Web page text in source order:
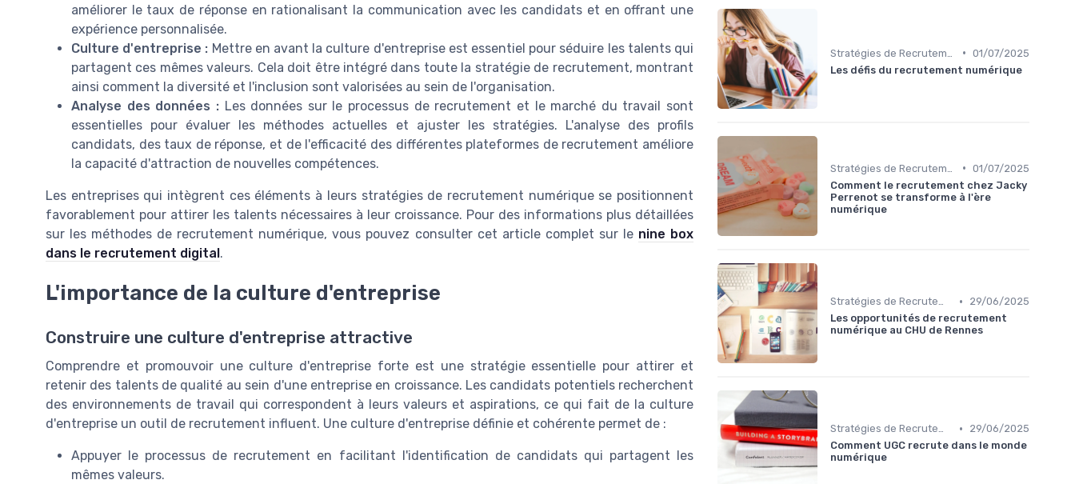
améliorer le taux de réponse en rationalisant la communication avec les candidats et en offrant une
expérience personnalisée.
Culture d'entreprise : Mettre en avant la culture d'entreprise est essentiel pour séduire les talents qui
partagent ces mêmes valeurs. Cela doit être intégré dans toute la stratégie de recrutement, montrant
ainsi comment la diversité et l'inclusion sont valorisées au sein de l'organisation.
Analyse des données :Les données sur le processus de recrutement et le marché du travail sont
essentielles pour évaluer les méthodes actuelles et ajuster les stratégies. L'analyse des profils
candidats, des taux de réponse, et de l'efficacité des différentes plateformes de recrutement améliore
la capacité d'attraction de nouvelles compétences.
Les entreprises qui intègrent ces éléments à leurs stratégies de recrutement numérique se positionnent
favorablement pour attirer les talents nécessaires à leur croissance. Pour des informations plus détaillées
sur les méthodes de recrutement numérique, vous pouvez consulter cet article complet sur le nine box
dans le recrutement digital.
L'importance de la culture d'entreprise
Construire une culture d'entreprise attractive
Comprendre et promouvoir une culture d'entreprise forte est une stratégie essentielle pour attirer et
retenir des talents de qualité au sein d'une entreprise en croissance. Les candidats potentiels recherchent
des environnements de travail qui correspondent à leurs valeurs et aspirations, ce qui fait de la culture
d'entreprise un outil de recrutement influent. Une culture d'entreprise définie et cohérente permet de :
Appuyer le processus de recrutement en facilitant l'identification de candidats qui partagent les
mêmes valeurs.
• 01/07/2025
Les défis du recrutement numérique
• 01/07/2025
Comment le recrutement chez Jacky
Perrenot se transforme à l'ère
numérique
Stratégies de Recrutement Digital •
29/06/2025
Les opportunités de recrutement
numérique au CHU de Rennes
Stratégies de Recrutement Digital •
29/06/2025
Comment UGC recrute dans le monde
numérique